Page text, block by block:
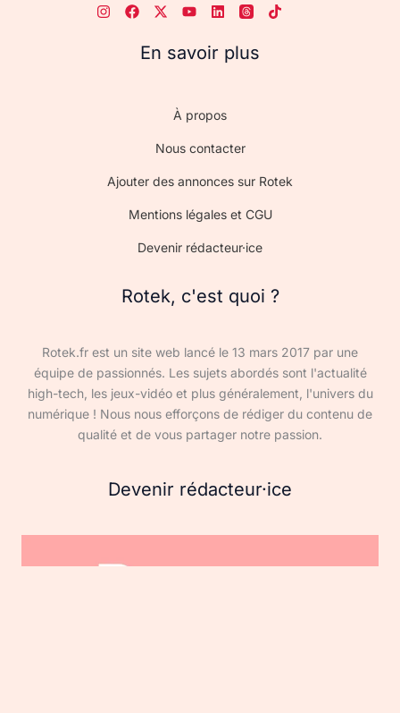
En savoir plus
À propos
Nous contacter
Ajouter des annonces sur Rotek
Mentions légales et CGU
Devenir rédacteur·ice
Rotek, c'est quoi ?
Rotek.fr est un site web lancé le 13 mars 2017 par une
équipe de passionnés. Les sujets abordés sont l'actualité
high-tech, les jeux-vidéo et plus généralement, l'univers du
numérique ! Nous nous efforçons de rédiger du contenu de
qualité et de vous partager notre passion.
Devenir rédacteur·ice